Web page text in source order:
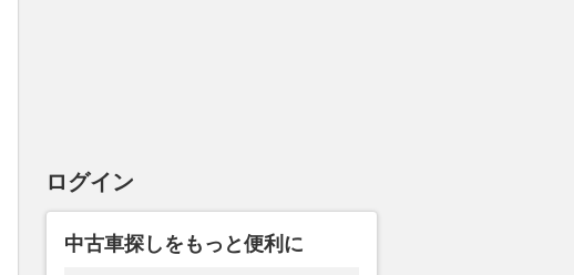
ログイン
中古車探しをもっと便利に